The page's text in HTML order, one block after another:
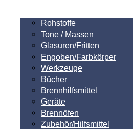
Rohstoffe
Tone / Massen
Glasuren/Fritten
Engoben/Farbkörper
Werkzeuge
Bücher
Brennhilfsmittel
Geräte
Brennöfen
Zubehör/Hilfsmittel